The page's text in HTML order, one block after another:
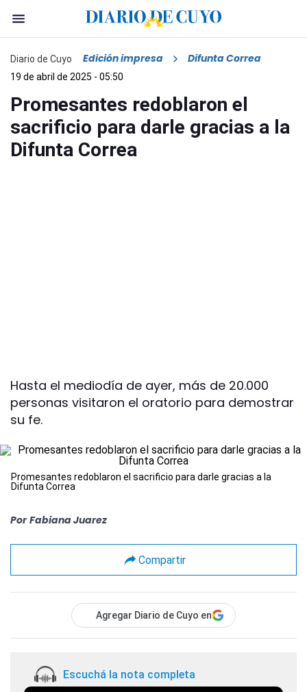
Diario de Cuyo Edición impresa Difunta Correa
19 de abril de 2025 - 05:50
Promesantes redoblaron el
sacrificio para darle gracias a la
Difunta Correa
Hasta el mediodía de ayer, más de 20.000
personas visitaron el oratorio para demostrar
su fe.
Promesantes redoblaron el sacrificio para darle gracias a la
Difunta Correa
Por Fabiana Juarez
Compartir
Agregar Diario de Cuyo en
Escuchá la nota completa